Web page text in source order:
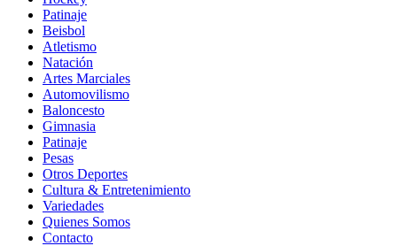
Patinaje
Beisbol
Atletismo
Natación
Artes Marciales
Automovilismo
Baloncesto
Gimnasia
Patinaje
Pesas
Otros Deportes
Cultura & Entretenimiento
Variedades
Quienes Somos
Contacto